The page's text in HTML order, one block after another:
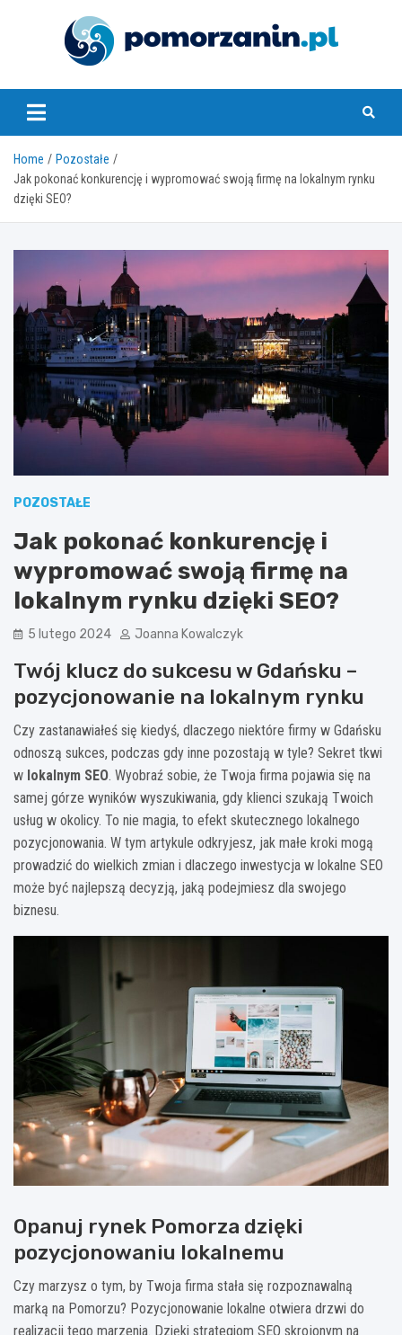
pomorzanin.pl
Home
Pozostałe
Jak pokonać konkurencję i wypromować swoją firmę na lokalnym rynku
dzięki SEO?
POZOSTAŁE
Jak pokonać konkurencję i
wypromować swoją firmę na
lokalnym rynku dzięki SEO?
5 lutego 2024 Joanna Kowalczyk
Twój klucz do sukcesu w Gdańsku –
pozycjonowanie na lokalnym rynku
Czy zastanawiałeś się kiedyś, dlaczego niektóre firmy w Gdańsku
odnoszą sukces, podczas gdy inne pozostają w tyle? Sekret tkwi
w lokalnym SEO. Wyobraź sobie, że Twoja firma pojawia się na
samej górze wyników wyszukiwania, gdy klienci szukają Twoich
usług w okolicy. To nie magia, to efekt skutecznego lokalnego
pozycjonowania. W tym artykule odkryjesz, jak małe kroki mogą
prowadzić do wielkich zmian i dlaczego inwestycja w lokalne SEO
może być najlepszą decyzją, jaką podejmiesz dla swojego
biznesu.
Opanuj rynek Pomorza dzięki
pozycjonowaniu lokalnemu
Czy marzysz o tym, by Twoja firma stała się rozpoznawalną
marką na Pomorzu? Pozycjonowanie lokalne otwiera drzwi do
realizacji tego marzenia. Dzięki strategiom SEO skrojonym na